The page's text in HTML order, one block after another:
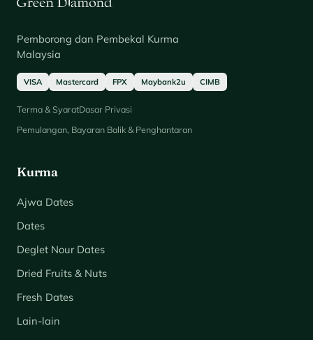
Pemborong dan Pembekal Kurma
Malaysia
VISA Mastercard FPX Maybank2u CIMB
Terma & SyaratDasar Privasi
Pemulangan, Bayaran Balik & Penghantaran
Kurma
Ajwa Dates
Dates
Deglet Nour Dates
Dried Fruits & Nuts
Fresh Dates
Lain-lain